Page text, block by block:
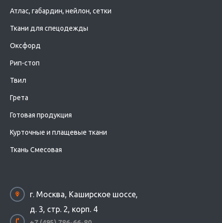
Атлас, габардин, нейлон, сетки
Ткани для спецодежды
Оксфорд
Рип-стоп
Твил
Грета
Готовая продукция
Курточные и плащевые ткани
Ткань Смесовая
г. Москва, Каширское шоссе,
д. 3, стр. 2, корп. 4